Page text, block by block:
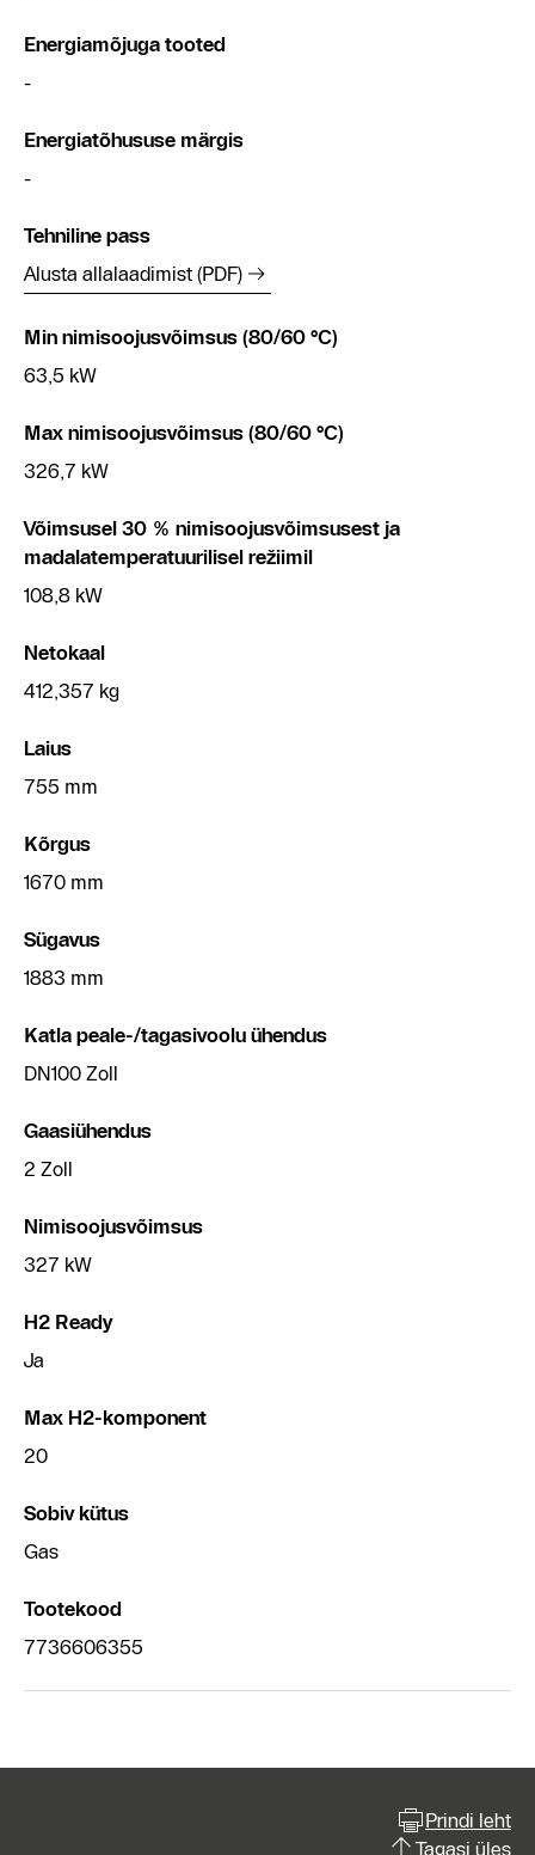
Energiamõjuga tooted
-
Energiatõhususe märgis
-
Tehniline pass
Alusta allalaadimist (PDF)
Min nimisoojusvõimsus (80/60 °C)
63,5 kW
Max nimisoojusvõimsus (80/60 °C)
326,7 kW
Võimsusel 30 % nimisoojusvõimsusest ja
madalatemperatuurilisel režiimil
108,8 kW
Netokaal
412,357 kg
Laius
755 mm
Kõrgus
1670 mm
Sügavus
1883 mm
Katla peale-/tagasivoolu ühendus
DN100 Zoll
Gaasiühendus
2 Zoll
Nimisoojusvõimsus
327 kW
H2 Ready
Ja
Max H2-komponent
20
Sobiv kütus
Gas
Tootekood
7736606355
Prindi leht
Tagasi üles